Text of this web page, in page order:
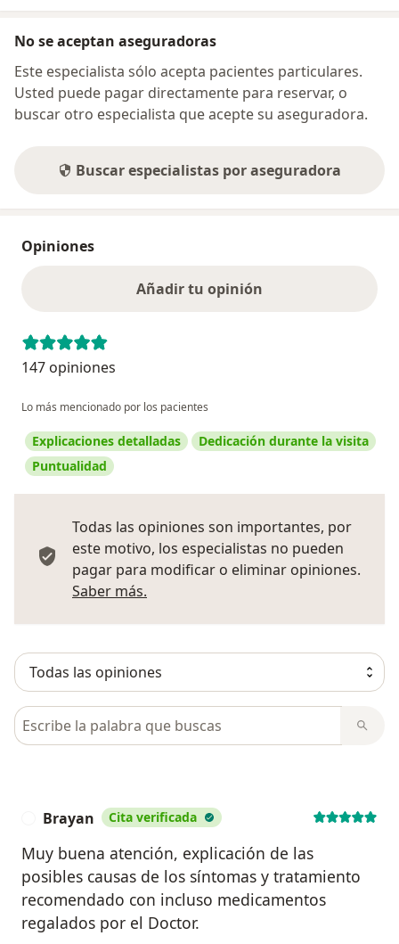
No se aceptan aseguradoras
Este especialista sólo acepta pacientes particulares.
Usted puede pagar directamente para reservar, o
buscar otro especialista que acepte su aseguradora.
Buscar especialistas por aseguradora
Opiniones
Añadir tu opinión
147 opiniones
Lo más mencionado por los pacientes
Explicaciones detalladas
Dedicación durante la visita
Puntualidad
Todas las opiniones son importantes, por
este motivo, los especialistas no pueden
pagar para modificar o eliminar opiniones.
Saber más.
Busca en opiniones
Brayan Cita verificada
Muy buena atención, explicación de las
posibles causas de los síntomas y tratamiento
recomendado con incluso medicamentos
regalados por el Doctor.